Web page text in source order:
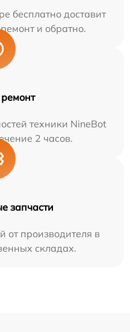
бесплатно доставит
и обратно.
техники NineBot
2 часов.
запчасти
от производителя в
складах.